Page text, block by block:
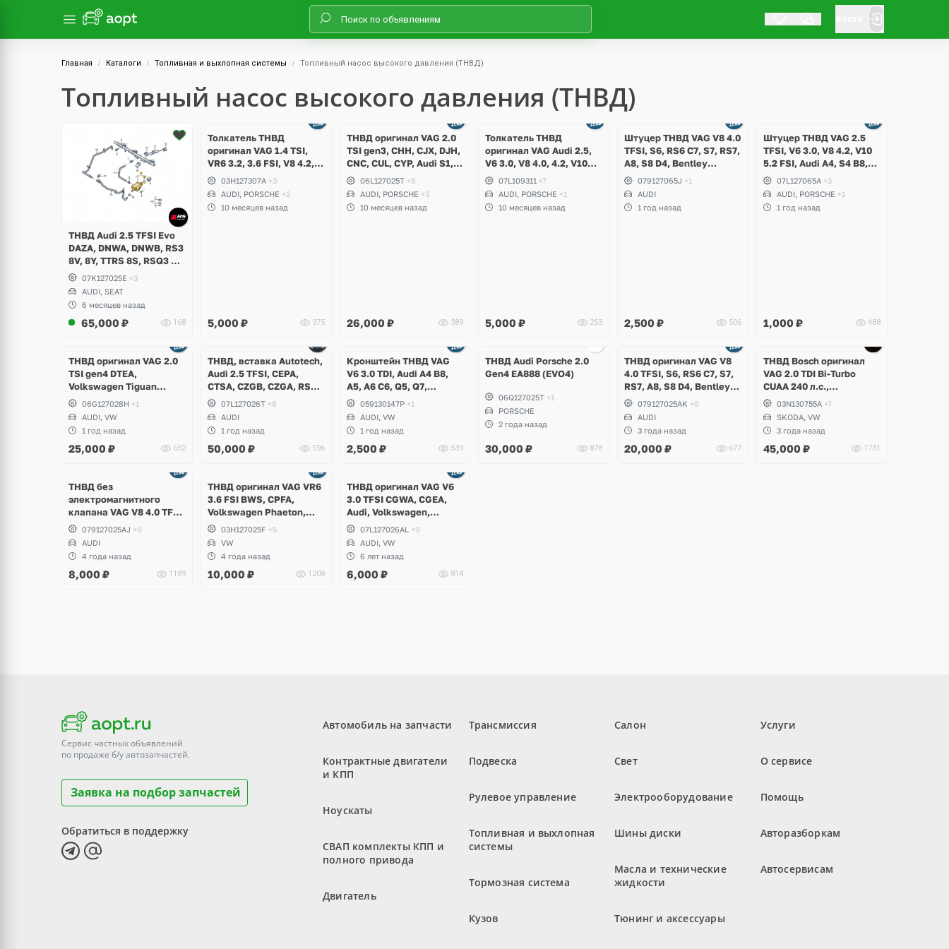
Главная Каталоги Топливная и выхлопная системы Топливный насос высокого давления (ТНВД)
Топливный насос высокого давления (ТНВД)
ТНВД Audi 2.5 TFSI Evo
DAZA, DNWA, DNWB, RS3
8V, 8Y, TTRS 8S, RSQ3 F3,
Seat Formentor Cupra
07K127025E +3
AUDI, SEAT
6 месяцев назад
65,000 ₽ 168
Толкатель ТНВД
оригинал VAG 1.4 TSI,
VR6 3.2, 3.6 FSI, V8 4.2,
V10 5.2, Audi RS4 B7, S5
B8, A6, S6 C6, A8 D3, Q7,
R8, Volkswagen Passat
B6 R36, CC, Touareg GP,
03H127307A +3
AUDI, PORSCHE +2
10 месяцев назад
5,000 ₽ 375
ТНВД оригинал VAG 2.0
TSI gen3, СHH, CJX, DJH,
CNC, CUL, CYP, Audi S1,
S3, TT, TTS, A4 B8, A5, A6
C7, A7, Q3, Q5,
Volkswagen Golf 7 R, GTI,
Tiguan, Passat B8,
06L127025T +8
AUDI, PORSCHE +3
10 месяцев назад
26,000 ₽ 389
Толкатель ТНВД
оригинал VAG Audi 2.5,
V6 3.0, V8 4.0, 4.2, V10
5.2 TFSI, RS3, RS4 B8,
RS5, A6, S6, RS6 C7, A7,
S7, RS7, A8, S8, TTRS, R8,
SQ5, Q7, Porsche
07L109311 +7
AUDI, PORSCHE +1
10 месяцев назад
5,000 ₽ 253
Штуцер ТНВД VAG V8 4.0
TFSI, S6, RS6 C7, S7, RS7,
A8, S8 D4, Bentley
Continental GT
079127065J +1
AUDI
1 год назад
2,500 ₽ 506
Штуцер ТНВД VAG 2.5
TFSI, V6 3.0, V8 4.2, V10
5.2 FSI, Audi A4, S4 B8,
A5, S5, A6 C7, A7, A8, Q5,
SQ5, Q7, R8, RS3, RSQ3,
TTRS, Volkswagen
Touareg NF, Porsche
07L127065A +3
AUDI, PORSCHE +1
1 год назад
1,000 ₽ 488
ТНВД оригинал VAG 2.0
TSI gen4 DTEA,
Volkswagen Tiguan
Allspace, Audi Q3, A3
06G127028H +1
AUDI, VW
1 год назад
25,000 ₽ 652
ТНВД, вставка Autotech,
Audi 2.5 TFSI, CEPA,
CTSA, CZGB, CZGA, RS3,
RSQ3, TTRS, R8
07L127026T +8
AUDI
1 год назад
50,000 ₽ 596
Кронштейн ТНВД VAG
V6 3.0 TDI, Audi A4 B8,
A5, A6 C6, Q5, Q7,
Volkswagen Touareg GP,
NF, Phaeton
059130147P +1
AUDI, VW
1 год назад
2,500 ₽ 539
ТНВД Audi Porsche 2.0
Gen4 EA888 (EVO4)
06Q127025T +1
PORSCHE
2 года назад
30,000 ₽ 878
ТНВД оригинал VAG V8
4.0 TFSI, S6, RS6 C7, S7,
RS7, A8, S8 D4, Bentley
Continental GT
079127025AK +9
AUDI
3 года назад
20,000 ₽ 677
ТНВД Bosch оригинал
VAG 2.0 TDI Bi-Turbo
CUAA 240 л.с.,
Volkswagen Tiguan 2,
Allspace, Passat B8,
Alltrack, Arteon, Skoda
Kodiaq RS
03N130755A +7
SKODA, VW
3 года назад
45,000 ₽ 1731
ТНВД без
электромагнитного
клапана VAG V8 4.0 TFSI,
S6, RS6 C7, S7, RS7, A8,
S8 D4, Bentley
Continental GT
079127025AJ +9
AUDI
4 года назад
8,000 ₽ 1189
ТНВД оригинал VAG VR6
3.6 FSI BWS, CPFA,
Volkswagen Phaeton,
Passat CC
03H127025F +5
VW
4 года назад
10,000 ₽ 1208
ТНВД оригинал VAG V6
3.0 TFSI CGWA, CGEA,
Audi, Volkswagen,
Porsche Cayenne S
Hybrid
07L127026AL
+9
AUDI, VW
6 лет назад
6,000 ₽ 814
Сервис частных объявлений
по продаже б/уавтозапчастей.
Заявка на подбор запчастей
Обратиться в поддержку
Автомобиль на запчасти
Контрактные двигатели
и КПП
Ноускаты
СВАП комплекты КПП и
полного привода
Двигатель
Трансмиссия
Подвеска
Рулевое управление
Топливная и выхлопная
системы
Тормозная система
Кузов
Салон
Свет
Электрооборудование
Шины диски
Масла и технические
жидкости
Тюнинг и аксессуары
Услуги
О сервисе
Помощь
Авторазборкам
Автосервисам